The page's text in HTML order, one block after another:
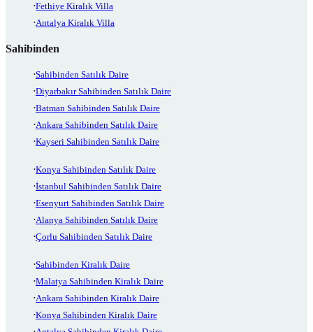
Fethiye Kiralık Villa
Antalya Kiralık Villa
Sahibinden
Sahibinden Satılık Daire
Diyarbakır Sahibinden Satılık Daire
Batman Sahibinden Satılık Daire
Ankara Sahibinden Satılık Daire
Kayseri Sahibinden Satılık Daire
Konya Sahibinden Satılık Daire
İstanbul Sahibinden Satılık Daire
Esenyurt Sahibinden Satılık Daire
Alanya Sahibinden Satılık Daire
Çorlu Sahibinden Satılık Daire
Sahibinden Kiralık Daire
Malatya Sahibinden Kiralık Daire
Ankara Sahibinden Kiralık Daire
Konya Sahibinden Kiralık Daire